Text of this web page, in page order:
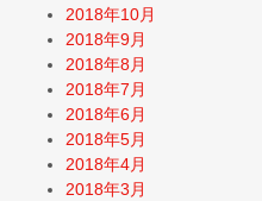
2018年10月
2018年9月
2018年8月
2018年7月
2018年6月
2018年5月
2018年4月
2018年3月